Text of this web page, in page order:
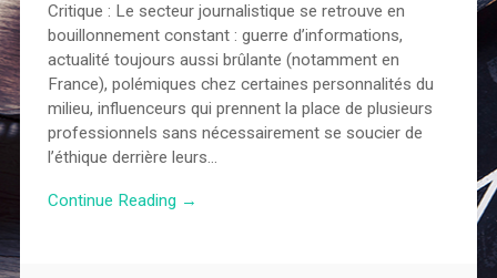
Critique : Le secteur journalistique se retrouve en
bouillonnement constant : guerre d’informations,
actualité toujours aussi brûlante (notamment en
France), polémiques chez certaines personnalités du
milieu, influenceurs qui prennent la place de plusieurs
professionnels sans nécessairement se soucier de
l’éthique derrière leurs…
Continue Reading →